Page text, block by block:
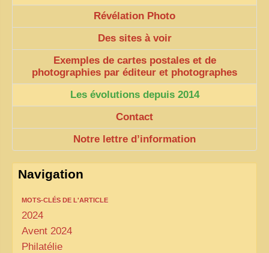
Révélation Photo
Des sites à voir
Exemples de cartes postales et de
photographies par éditeur et photographes
Les évolutions depuis 2014
Contact
Notre lettre d’information
Navigation
MOTS-CLÉS DE L'ARTICLE
2024
Avent 2024
Philatélie